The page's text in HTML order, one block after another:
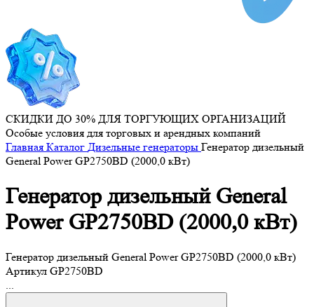
СКИДКИ ДО 30% ДЛЯ ТОРГУЮЩИХ ОРГАНИЗАЦИЙ
Особые условия для торговых и арендных компаний
Главная Каталог Дизельные генераторы Генератор дизельный
General Power GP2750BD (2000,0 кВт)
Генератор дизельный General
Power GP2750BD (2000,0 кВт)
Генератор дизельный General Power GP2750BD (2000,0 кВт)
Артикул GP2750BD
...